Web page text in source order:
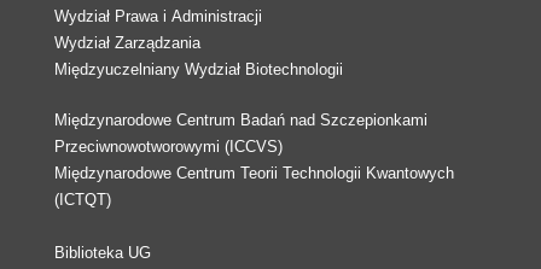
Wydział Prawa i Administracji
Wydział Zarządzania
Międzyuczelniany Wydział Biotechnologii
Międzynarodowe Centrum Badań nad Szczepionkami
Przeciwnowotworowymi (ICCVS)
Międzynarodowe Centrum Teorii Technologii Kwantowych
(ICTQT)
Biblioteka UG